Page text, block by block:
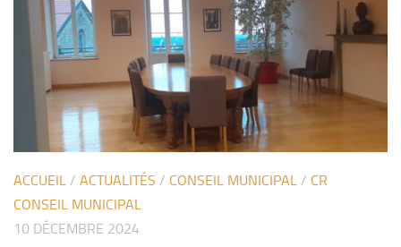
ACCUEIL / ACTUALITÉS / CONSEIL MUNICIPAL / CR
CONSEIL MUNICIPAL
10 DÉCEMBRE 2024